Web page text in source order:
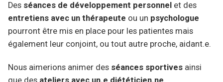
Des séances de développement personnel et des
entretiens avec un thérapeute ou un psychologue
pourront être mis en place pour les patientes mais
également leur conjoint, ou tout autre proche, aidant.e.
Nous aimerions animer des séances sportives ainsi